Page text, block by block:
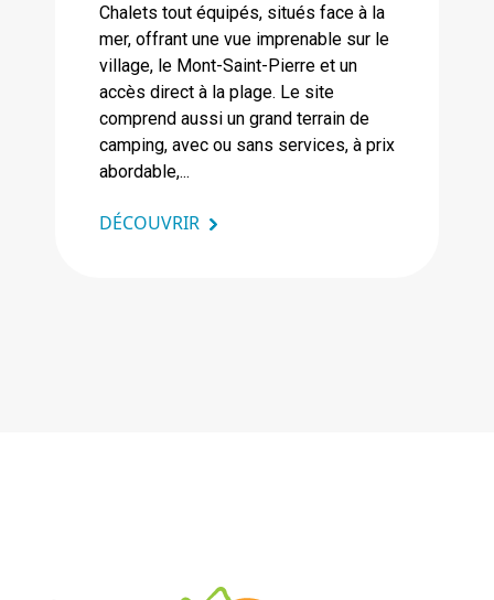
Chalets tout équipés, situés face à la
mer, offrant une vue imprenable sur le
village, le Mont-Saint-Pierre et un
accès direct à la plage. Le site
comprend aussi un grand terrain de
camping, avec ou sans services, à prix
abordable,...
DÉCOUVRIR